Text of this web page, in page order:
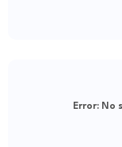
Error:No